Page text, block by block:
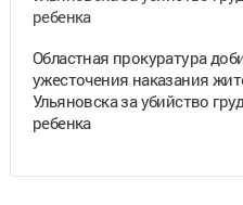
Областная прокуратура
ужесточения наказания
Ульяновска за убийство
ребенка